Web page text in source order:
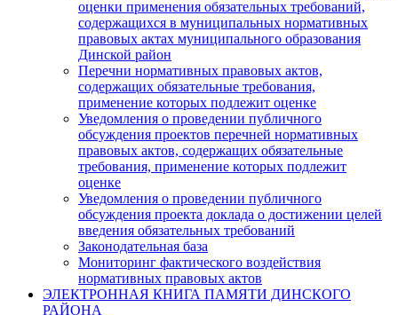
оценки применения обязательных требований,
содержащихся в муниципальных нормативных
правовых актах муниципального образования
Динской район
Перечни нормативных правовых актов,
содержащих обязательные требования,
применение которых подлежит оценке
Уведомления о проведении публичного
обсуждения проектов перечней нормативных
правовых актов, содержащих обязательные
требования, применение которых подлежит
оценке
Уведомления о проведении публичного
обсуждения проекта доклада о достижении целей
введения обязательных требований
Законодательная база
Мониторинг фактического воздействия
нормативных правовых актов
ЭЛЕКТРОННАЯ КНИГА ПАМЯТИ ДИНСКОГО
РАЙОНА